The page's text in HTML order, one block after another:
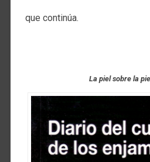
que continúa.
La piel sobre la pie